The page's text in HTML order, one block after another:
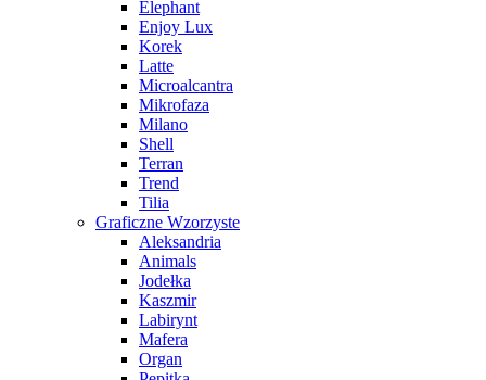
Elephant
Enjoy Lux
Korek
Latte
Microalcantra
Mikrofaza
Milano
Shell
Terran
Trend
Tilia
Graficzne Wzorzyste
Aleksandria
Animals
Jodełka
Kaszmir
Labirynt
Mafera
Organ